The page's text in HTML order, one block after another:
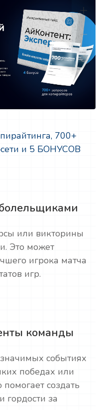
700+
и 5 БОНУСОВ
или викторины
Это может
игрока матча
игр.
команды
событиях
победах или
создать
гордости за